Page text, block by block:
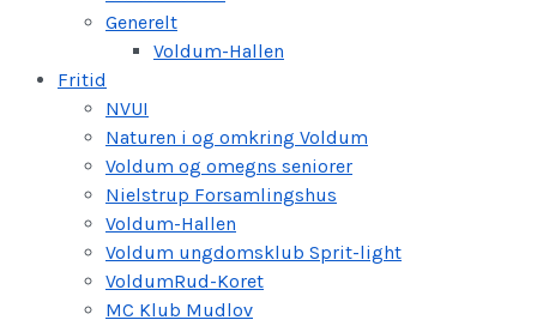
Generelt
Voldum-Hallen
Fritid
NVUI
Naturen i og omkring Voldum
Voldum og omegns seniorer
Nielstrup Forsamlingshus
Voldum-Hallen
Voldum ungdomsklub Sprit-light
VoldumRud-Koret
MC Klub Mudlov